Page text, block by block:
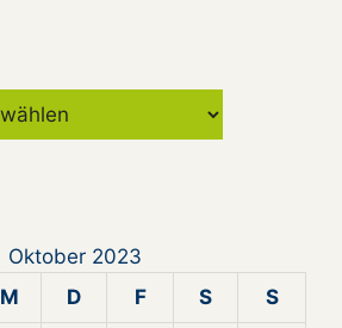
Oktober 2023
M D F S S